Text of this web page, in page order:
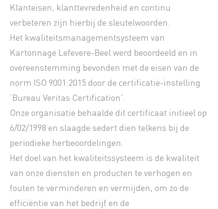
Klanteisen, klanttevredenheid en continu
verbeteren zijn hierbij de sleutelwoorden.
Het kwaliteitsmanagementsysteem van
Kartonnage Lefevere-Beel werd beoordeeld en in
overeenstemming bevonden met de eisen van de
norm ISO 9001:2015 door de certificatie-instelling
‘Bureau Veritas Certification'.
Onze organisatie behaalde dit certificaat initieel op
6/02/1998 en slaagde sedert dien telkens bij de
periodieke herbeoordelingen.
Het doel van het kwaliteitssysteem is de kwaliteit
van onze diensten en producten te verhogen en
fouten te verminderen en vermijden, om zo de
efficiëntie van het bedrijf en de